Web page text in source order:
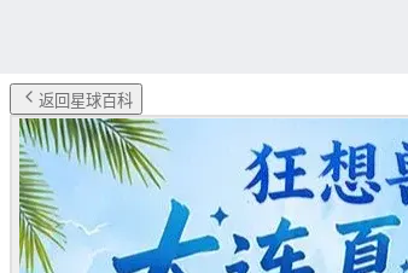
返回星球百科